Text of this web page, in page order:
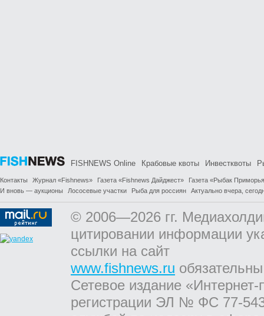
FISHNEWS Online Крабовые квоты Инвестквоты
Контакты Журнал «Fishnews» Газета «Fishnews Дайджест»
Газета «Рыбак
И вновь — аукционы
Лососевые участки Рыба для россиян Актуально вчера,
© 2006—2026 гг.
цитировании информации
ссылки на сайт
www.fishnews.ru
Сетевое издание
регистрации ЭЛ № ФС 77-